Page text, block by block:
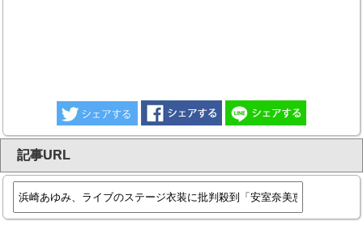
記事URL